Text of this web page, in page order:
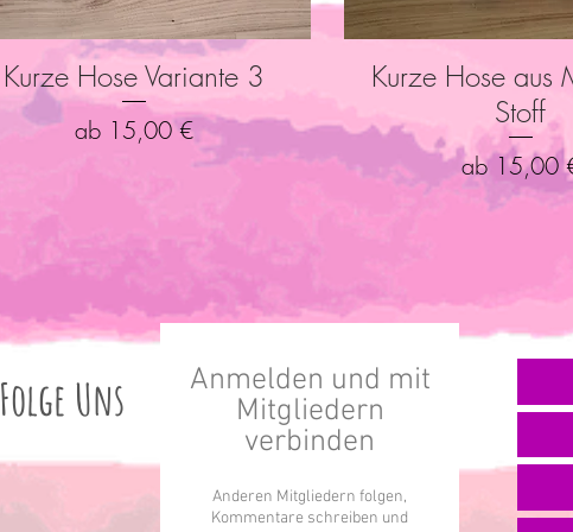
Schnellansicht
Kurze Hose Variante 3
ab 15,00 €
Sale-Preis
Schnellansicht
Kurze Hose aus
Stoff
ab 15,00
Sale-Preis
Folge Uns
Anmelden und mit
Mitgliedern
verbinden
Anderen Mitgliedern folgen,
Kommentare schreiben und